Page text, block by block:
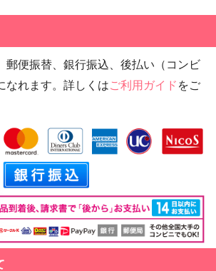
郵便振替、銀行振込、後払い（コンビ
なれます。詳しくはご利用ガイド をご